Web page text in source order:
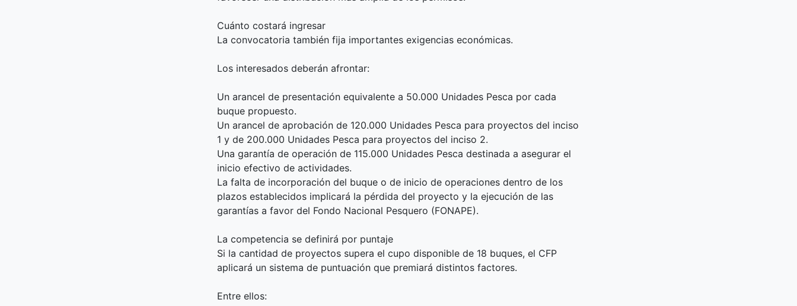
Cuánto costará ingresar
La convocatoria también fija importantes exigencias económicas.
Los interesados deberán afrontar:
Un arancel de presentación equivalente a 50.000 Unidades Pesca por cada
buque propuesto.
Un arancel de aprobación de 120.000 Unidades Pesca para proyectos del inciso
1 y de 200.000 Unidades Pesca para proyectos del inciso 2.
Una garantía de operación de 115.000 Unidades Pesca destinada a asegurar el
inicio efectivo de actividades.
La falta de incorporación del buque o de inicio de operaciones dentro de los
plazos establecidos implicará la pérdida del proyecto y la ejecución de las
garantías a favor del Fondo Nacional Pesquero (FONAPE).
La competencia se definirá por puntaje
Si la cantidad de proyectos supera el cupo disponible de 18 buques, el CFP
aplicará un sistema de puntuación que premiará distintos factores.
Entre ellos: